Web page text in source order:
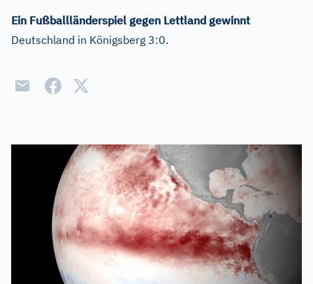
Ein Fußballländerspiel gegen Lettland gewinnt
Deutschland in Königsberg 3:0.